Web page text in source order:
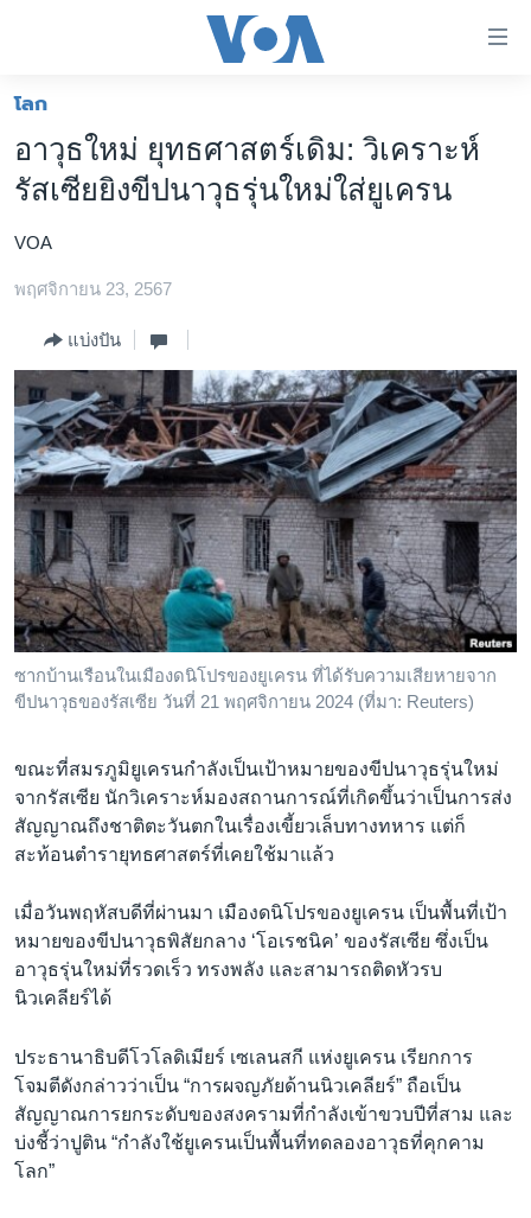
ต่อ
ไป
เนื้อหา
ข้าม
ไป
ข้าม
ไป
การ
ค้นหา
หน้าหลัก
โลก
เอเชีย
สหรัฐฯ
ไทย
ธุรกิจ
วิทยาศาสตร์
สังคมและสุขภาพ
ไลฟ์สไตล์
ตรวจสอบข่าว
เรียนรู้ภาษาอังกฤษ
พอดคาสต์
ติดตามเรา
เลือกภาษา
โลก
อาวุธใหม่ ยุทธศาสตร์เดิม: วิเคราะห์
รัสเซียยิงขีปนาวุธรุ่นใหม่ใส่ยูเครน
VOA
พฤศจิกายน 23, 2567
แบ่งปัน
ซากบ้านเรือนในเมืองดนิโปรของยูเครน ที่ได้รับความเสียหายจาก
ขีปนาวุธของรัสเซีย วันที่ 21 พฤศจิกายน 2024 (ที่มา: Reuters)
ขณะที่สมรภูมิยูเครนกำลังเป็นเป้าหมายของขีปนาวุธรุ่นใหม่
จากรัสเซีย นักวิเคราะห์มองสถานการณ์ที่เกิดขึ้นว่าเป็นการส่ง
สัญญาณถึงชาติตะวันตกในเรื่องเขี้ยวเล็บทางทหาร แต่ก็
สะท้อนตำรายุทธศาสตร์ที่เคยใช้มาแล้ว
เมื่อวันพฤหัสบดีที่ผ่านมา เมืองดนิโปรของยูเครน เป็นพื้นที่เป้า
หมายของขีปนาวุธพิสัยกลาง ‘โอเรชนิค’ ของรัสเซีย ซึ่งเป็น
อาวุธรุ่นใหม่ที่รวดเร็ว ทรงพลัง และสามารถติดหัวรบ
นิวเคลียร์ได้
ประธานาธิบดีโวโลดิเมียร์ เซเลนสกี แห่งยูเครน เรียกการ
โจมตีดังกล่าวว่าเป็น “การผจญภัยด้านนิวเคลียร์” ถือเป็น
สัญญาณการยกระดับของสงครามที่กำลังเข้าขวบปีที่สาม และ
บ่งชี้ว่าปูติน “กำลังใช้ยูเครนเป็นพื้นที่ทดลองอาวุธที่คุกคาม
โลก”